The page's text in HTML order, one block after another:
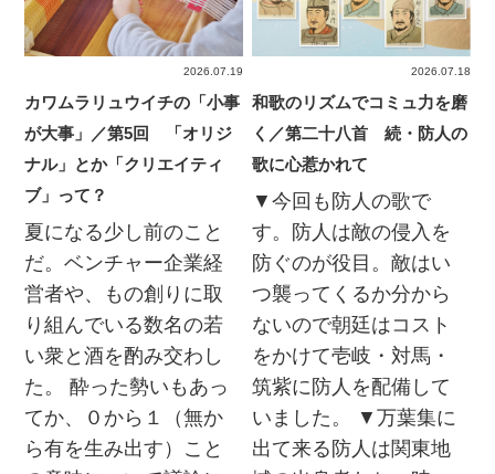
2026.07.19
カワムラリュウイチの「小事
が大事」／第5回 「オリジ
ナル」とか「クリエイティ
ブ」って？
夏になる少し前のこと
だ。ベンチャー企業経
営者や、もの創りに取
り組んでいる数名の若
い衆と酒を酌み交わし
た。 酔った勢いもあっ
てか、０から１（無か
ら有を生み出す）こと
2026.07.18
和歌のリズムでコミュ力を磨
く／第二十八首 続・防人の
歌に心惹かれて
▼今回も防人の歌で
す。防人は敵の侵入を
防ぐのが役目。敵はい
つ襲ってくるか分から
ないので朝廷はコスト
をかけて壱岐・対馬・
筑紫に防人を配備して
いました。 ▼万葉集に
出て来る防人は関東地